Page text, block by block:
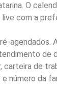
O
com a
agendados.
de
de
e número da